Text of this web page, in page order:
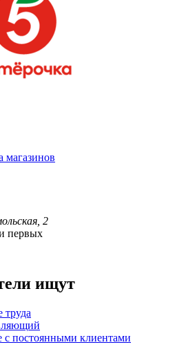
магазинов
2
первых
ищут
труда
с постоянными клиентами